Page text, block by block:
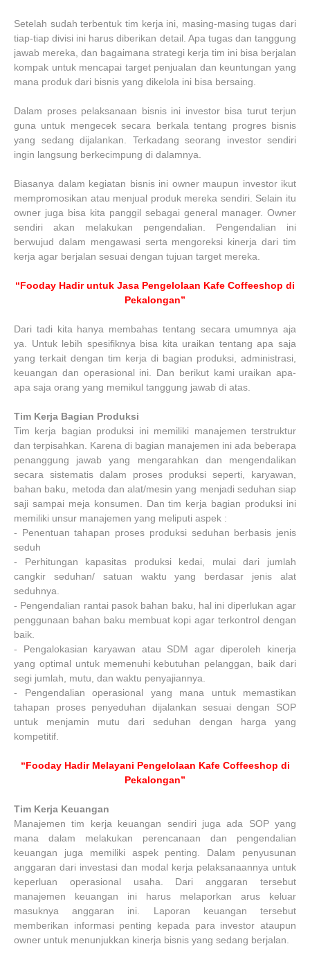
Setelah sudah terbentuk tim kerja ini, masing-masing tugas dari
tiap-tiap divisi ini harus diberikan detail. Apa tugas dan tanggung
jawab mereka, dan bagaimana strategi kerja tim ini bisa berjalan
kompak untuk mencapai target penjualan dan keuntungan yang
mana produk dari bisnis yang dikelola ini bisa bersaing.
Dalam proses pelaksanaan bisnis ini investor bisa turut terjun
guna untuk mengecek secara berkala tentang progres bisnis
yang sedang dijalankan. Terkadang seorang investor sendiri
ingin langsung berkecimpung di dalamnya.
Biasanya dalam kegiatan bisnis ini owner maupun investor ikut
mempromosikan atau menjual produk mereka sendiri. Selain itu
owner juga bisa kita panggil sebagai general manager. Owner
sendiri akan melakukan pengendalian. Pengendalian ini
berwujud dalam mengawasi serta mengoreksi kinerja dari tim
kerja agar berjalan sesuai dengan tujuan target mereka.
“Fooday Hadir untuk Jasa Pengelolaan Kafe Coffeeshop di
Pekalongan”
Dari tadi kita hanya membahas tentang secara umumnya aja
ya. Untuk lebih spesifiknya bisa kita uraikan tentang apa saja
yang terkait dengan tim kerja di bagian produksi, administrasi,
keuangan dan operasional ini. Dan berikut kami uraikan apa-
apa saja orang yang memikul tanggung jawab di atas.
Tim Kerja Bagian Produksi
Tim kerja bagian produksi ini memiliki manajemen terstruktur
dan terpisahkan. Karena di bagian manajemen ini ada beberapa
penanggung jawab yang mengarahkan dan mengendalikan
secara sistematis dalam proses produksi seperti, karyawan,
bahan baku, metoda dan alat/mesin yang menjadi seduhan siap
saji sampai meja konsumen. Dan tim kerja bagian produksi ini
memiliki unsur manajemen yang meliputi aspek :
- Penentuan tahapan proses produksi seduhan berbasis jenis
seduh
-
Perhitungan kapasitas produksi kedai, mulai dari jumlah
cangkir seduhan/ satuan waktu yang berdasar jenis alat
seduhnya.
- Pengendalian rantai pasok bahan baku, hal ini diperlukan agar
penggunaan bahan baku membuat kopi agar terkontrol dengan
baik.
-
Pengalokasian karyawan atau SDM agar diperoleh kinerja
yang optimal untuk memenuhi kebutuhan pelanggan, baik dari
segi jumlah, mutu, dan waktu penyajiannya.
-
Pengendalian operasional yang mana untuk memastikan
tahapan proses penyeduhan dijalankan sesuai dengan SOP
untuk menjamin mutu dari seduhan dengan harga yang
kompetitif.
“Fooday Hadir Melayani Pengelolaan Kafe Coffeeshop di
Pekalongan”
Tim Kerja Keuangan
Manajemen tim kerja keuangan sendiri juga ada SOP yang
mana dalam melakukan perencanaan dan pengendalian
keuangan juga memiliki aspek penting. Dalam penyusunan
anggaran dari investasi dan modal kerja pelaksanaannya untuk
keperluan operasional usaha. Dari anggaran tersebut
manajemen keuangan ini harus melaporkan arus keluar
masuknya anggaran ini. Laporan keuangan tersebut
memberikan informasi penting kepada para investor ataupun
owner untuk menunjukkan kinerja bisnis yang sedang berjalan.